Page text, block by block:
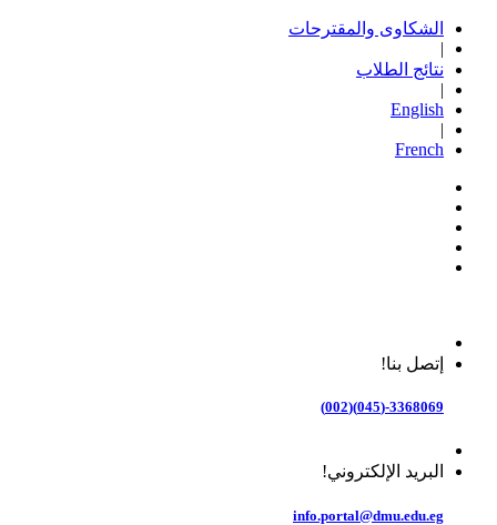
الشكاوى والمقترحات
|
نتائج الطلاب
|
English
|
French
إتصل بنا!
3368069-(045)(002)
البريد الإلكتروني!
info.portal@dmu.edu.eg